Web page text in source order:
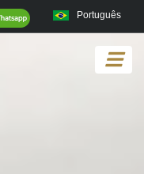
Português